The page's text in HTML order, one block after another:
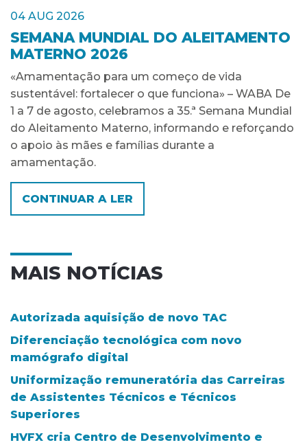
04 AUG 2026
SEMANA MUNDIAL DO ALEITAMENTO
MATERNO 2026
«Amamentação para um começo de vida
sustentável: fortalecer o que funciona» – WABA De
1 a 7 de agosto, celebramos a 35.ª Semana Mundial
do Aleitamento Materno, informando e reforçando
o apoio às mães e famílias durante a
amamentação.
CONTINUAR A LER
MAIS NOTÍCIAS
Autorizada aquisição de novo TAC
Diferenciação tecnológica com novo
mamógrafo digital
Uniformização remuneratória das Carreiras
de Assistentes Técnicos e Técnicos
Superiores
HVFX cria Centro de Desenvolvimento e